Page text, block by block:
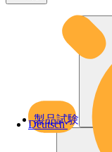
Deutsch
製品試験